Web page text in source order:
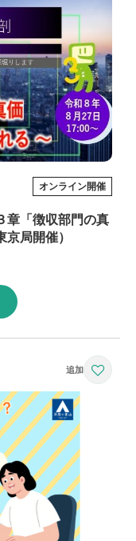
オンライン開催
章「徴収部門の真
局開催）